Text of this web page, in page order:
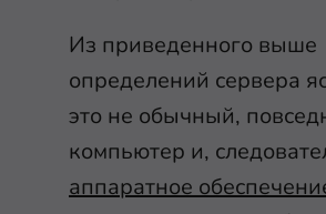
Из приведенного выше
определений сервера
это не обычный,
компьютер и,
аппаратное